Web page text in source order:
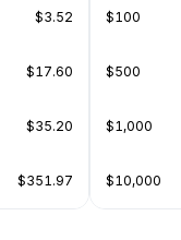
$3.52
$17.60
$35.20
$351.97
$100
$500
$1,000
$10,000